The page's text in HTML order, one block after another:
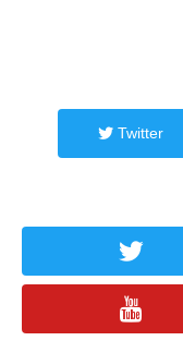
Twitter